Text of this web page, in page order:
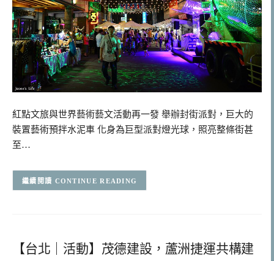
紅點文旅與世界藝術藝文活動再一發 舉辦封街派對，巨大的
裝置藝術預拌水泥車 化身為巨型派對燈光球，照亮整條街甚
至…
CONTINUE READING
【台北｜活動】茂德建設，蘆洲捷運共構建